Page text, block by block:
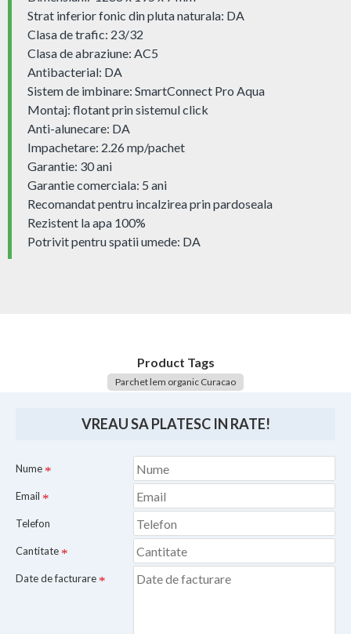
Strat inferior fonic din pluta naturala: DA
Clasa de trafic: 23/32
Clasa de abraziune: AC5
Antibacterial: DA
Sistem de imbinare: SmartConnect Pro Aqua
Montaj: flotant prin sistemul click
Anti-alunecare: DA
Impachetare: 2.26 mp/pachet
Garantie: 30 ani
Garantie comerciala: 5 ani
Recomandat pentru incalzirea prin pardoseala
Rezistent la apa 100%
Potrivit pentru spatii umede: DA
Product Tags
Parchet lem organic Curacao
VREAU SA PLATESC IN RATE!
Nume
Email
Telefon
Cantitate
Date de facturare